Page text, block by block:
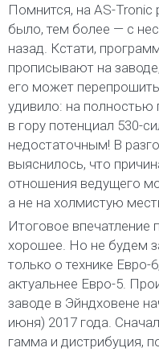
Помнится, на AS-
было, тем более — с
назад. Кстати,
прописывают на
его может
удивило: на
в гору потенциал 530-
недостаточным! В
выяснилось, что
отношения ведущего
а не на холмистую
Итоговое
хорошее. Но не будем
только о технике Евро-
актуальнее Евро-5.
заводе в Эйндховене
июня) 2017 года.
гамма и дистрибуция,